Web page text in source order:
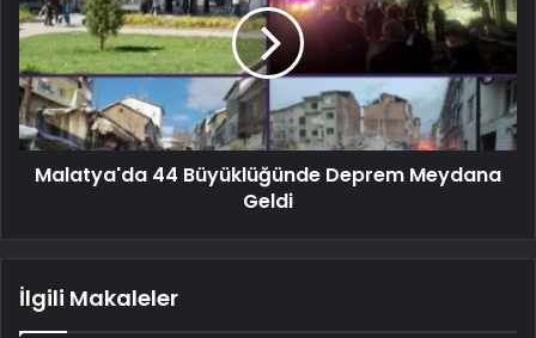
Malatya'da 44 Büyüklüğünde Deprem Meydana
Geldi
İlgili Makaleler